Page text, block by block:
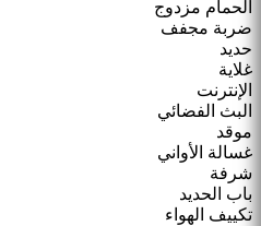
الحمام مزدوج
ضربة مجفف
حديد
غلاية
الإنترنت
البث الفضائي
موقد
غسالة الأواني
شرفة
باب الحديد
تكييف الهواء